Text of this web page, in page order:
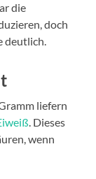
die
doch
deutlich.
liefern
. Dieses
wenn